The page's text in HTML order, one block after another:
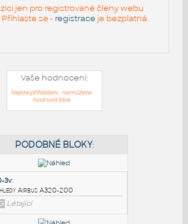
jen pro registrované členy webu
se - registrace je bezplatná.
Vaše hodnocení:
Nejste přihlášeni - nemůžete
hodnotit blok